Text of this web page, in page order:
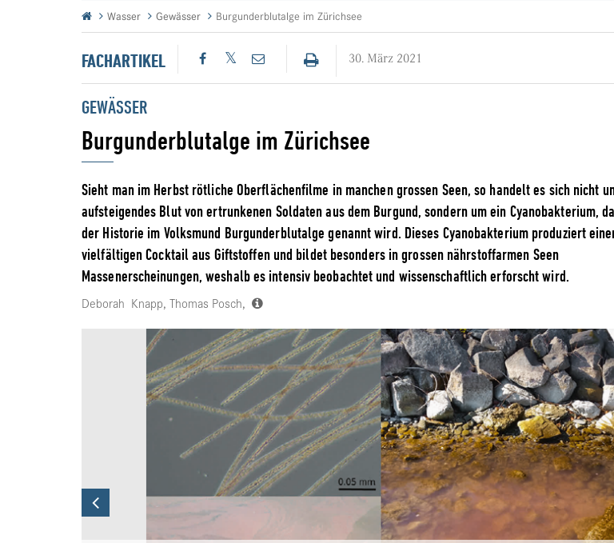
Wasser Gewässer Burgunderblutalge im Zürichsee
FACHARTIKEL 30. März 2021
GEWÄSSER
Burgunderblutalge im Zürichsee
Sieht man im Herbst rötliche Oberflächenfilme in manchen grossen Seen, so handelt es sich nicht
aufsteigendes Blut von ertrunkenen Soldaten aus dem Burgund, sondern um ein Cyanobakterium,
der Historie im Volksmund Burgunderblutalge genannt wird. Dieses Cyanobakterium produziert
vielfältigen Cocktail aus Giftstoffen und bildet besonders in grossen nährstoffarmen Seen
Massenerscheinungen, weshalb es intensiv beobachtet und wissenschaftlich erforscht wird.
Deborah Knapp, Thomas Posch,
Previous